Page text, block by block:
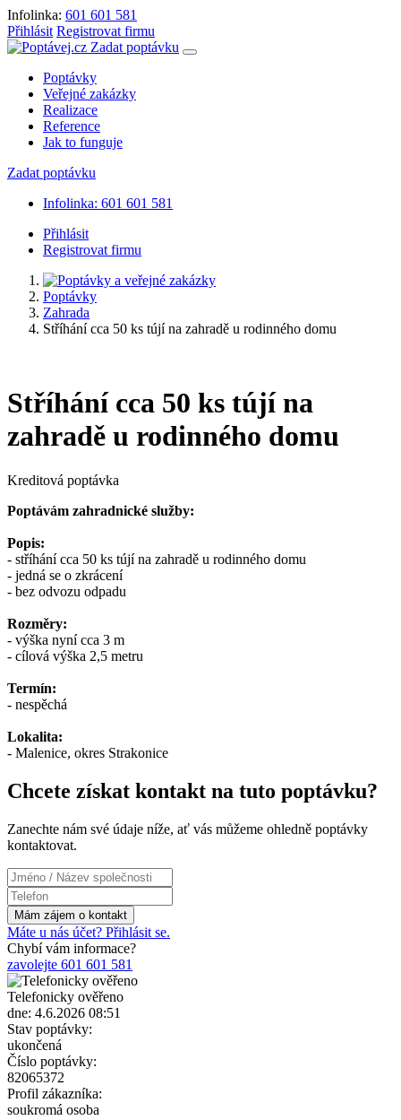
Infolinka: 601 601 581
Přihlásit Registrovat firmu
Zadat poptávku
Poptávky
Veřejné zakázky
Realizace
Reference
Jak to funguje
Zadat poptávku
Infolinka: 601 601 581
Přihlásit
Registrovat firmu
Poptávky
Zahrada
Stříhání cca 50 ks tújí na zahradě u rodinného domu
Stříhání cca 50 ks tújí na
zahradě u rodinného domu
Kreditová poptávka
Poptávám zahradnické služby:
Popis:
- stříhání cca 50 ks tújí na zahradě u rodinného domu
- jedná se o zkrácení
- bez odvozu odpadu
Rozměry:
- výška nyní cca 3 m
- cílová výška 2,5 metru
Termín:
- nespěchá
Lokalita:
- Malenice, okres Strakonice
Chcete získat kontakt na tuto poptávku?
Zanechte nám své údaje níže, ať vás můžeme ohledně poptávky
kontaktovat.
Máte u nás účet? Přihlásit se.
Chybí vám informace?
zavolejte 601 601 581
Telefonicky ověřeno
dne: 4.6.2026 08:51
Stav poptávky:
ukončená
Číslo poptávky:
82065372
Profil zákazníka:
soukromá osoba